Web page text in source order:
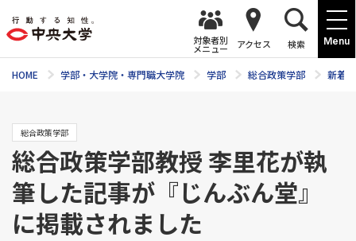
Menu
対象者別
メニュー アクセス 検索
HOME 学部・大学院・専門職大学院 学部 総合政策学部 新着
総合政策学部
総合政策学部教授 李里花が執
筆した記事が『じんぶん堂』
に掲載されました